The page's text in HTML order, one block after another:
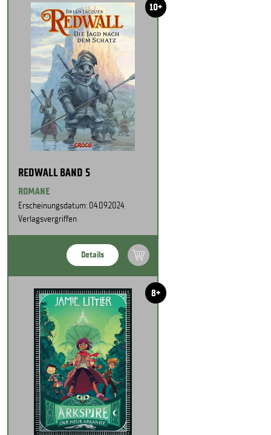
10+
REDWALL BAND 5
ROMANE
Erscheinungsdatum: 04.09.2024
Verlagsvergriffen
Details
8+